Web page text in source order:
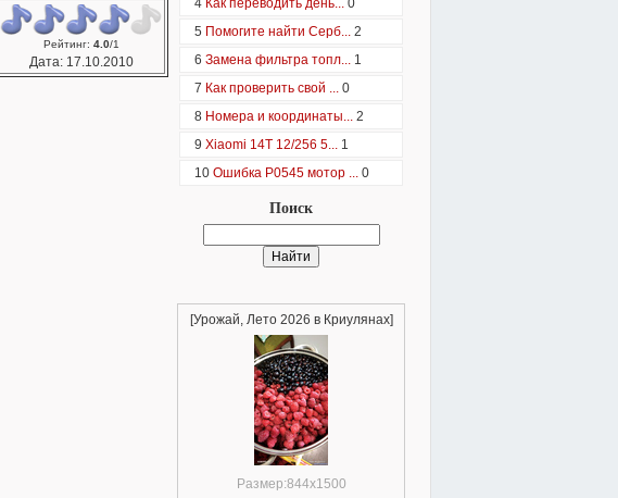
Рейтинг: 4.0/1
Дата: 17.10.2010
4 Как переводить день... 0
5 Помогите найти Серб... 2
6 Замена фильтра топл... 1
7 Как проверить свой ... 0
8 Номера и координаты... 2
9 Xiaomi 14T 12/256 5... 1
10 Ошибка P0545 мотор ... 0
Поиск
[Урожай, Лето 2026 в Криулянах]
Размер:844x1500